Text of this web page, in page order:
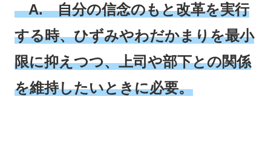
A. 自分の信念のもと改革を実行
する時、ひずみやわだかまりを最小
限に抑えつつ、上司や部下との関係
を維持したいときに必要。